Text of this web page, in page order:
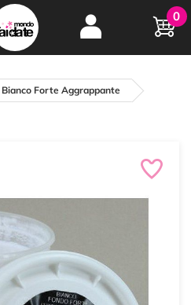
Hobby e
creatività...
oltre 15 anni online
0
Bianco Forte Aggrappante